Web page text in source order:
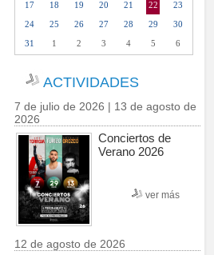
17
18 19 20 21 22
23
24
25 26 27 28 29
30
31
1 2 3 4 5 6
ACTIVIDADES
7 de julio de 2026 | 13 de agosto de
2026
Conciertos de
Verano 2026
ver más
12 de agosto de 2026